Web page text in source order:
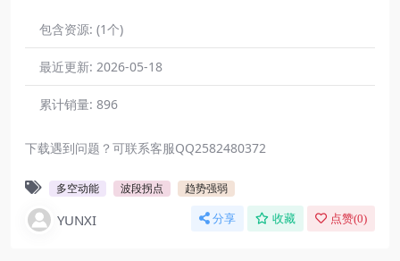
包含资源: (1个)
最近更新: 2026-05-18
累计销量: 896
下载遇到问题？可联系客服QQ2582480372
多空动能 波段拐点 趋势强弱
YUNXI 分享 收藏 点赞(0)